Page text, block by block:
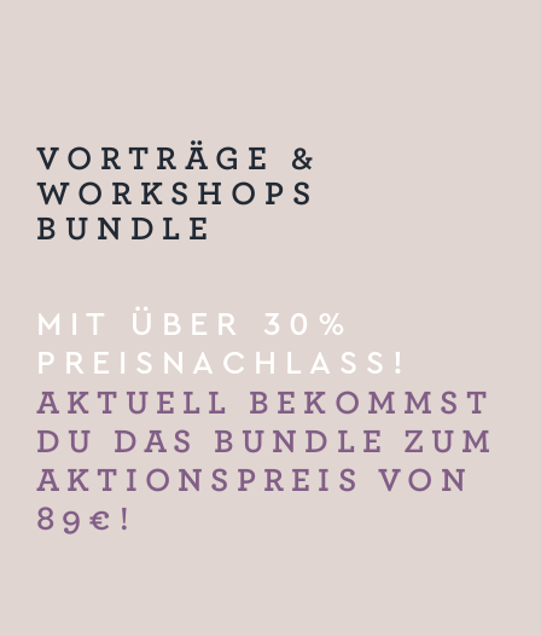
VORTRÄGE &
WORKSHOPS
BUNDLE
MIT ÜBER 30%
PREISNACHLASS!
AKTUELL BEKOMMST
DU DAS BUNDLE ZUM
AKTIONSPREIS VON
89€!